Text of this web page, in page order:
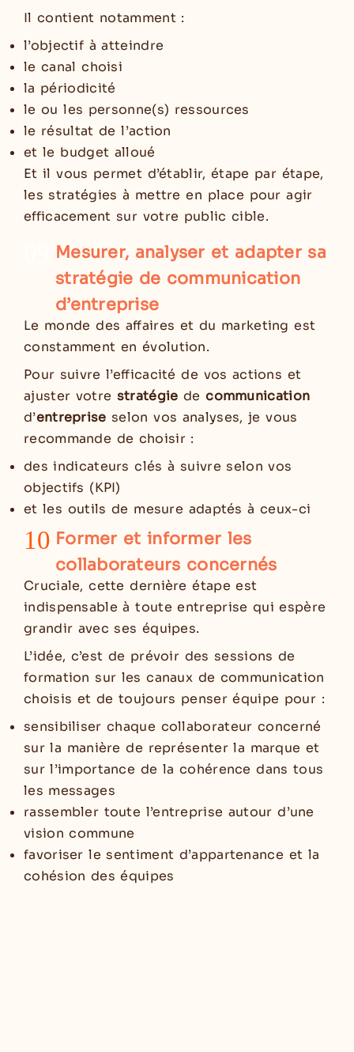
Il contient notamment :
l’objectif à atteindre
le canal choisi
la périodicité
le ou les personne(s) ressources
le résultat de l’action
et le budget alloué
Et il vous permet d’établir, étape par étape,
les stratégies à mettre en place pour agir
efficacement sur votre public cible.
Mesurer, analyser et adapter sa
stratégie de communication
d’entreprise
Le monde des affaires et du marketing est
constamment en évolution.
Pour suivre l’efficacité de vos actions et
ajuster votre stratégie decommunication
d’entreprise selon vos analyses, je vous
recommande de choisir :
des indicateurs clés à suivre selon vos
objectifs (KPI)
et les outils de mesure adaptés à ceux-ci
10 Former et informer les
collaborateurs concernés
Cruciale, cette dernière étape est
indispensable à toute entreprise qui espère
grandir avec ses équipes.
L’idée, c’est de prévoir des sessions de
formation sur les canaux de communication
choisis et de toujours penser équipe pour :
sensibiliser chaque collaborateur concerné
sur la manière de représenter la marque et
sur l’importance de la cohérence dans tous
les messages
rassembler toute l’entreprise autour d’une
vision commune
favoriser le sentiment d’appartenance et la
cohésion des équipes